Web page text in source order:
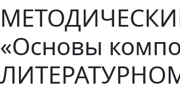
«Основы